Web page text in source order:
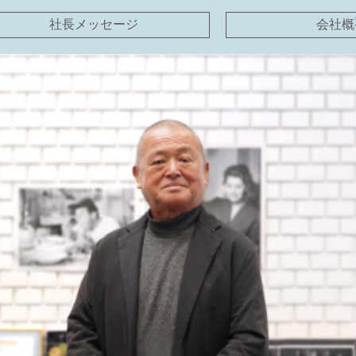
社長メッセージ 会社